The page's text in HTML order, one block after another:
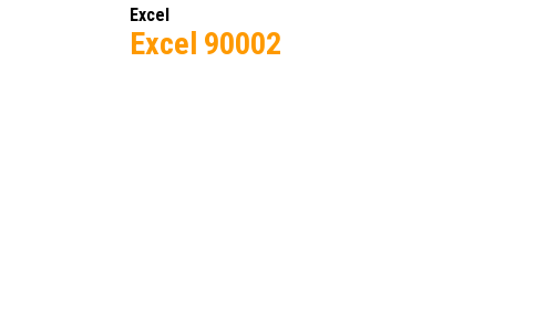
Excel
Excel 90002